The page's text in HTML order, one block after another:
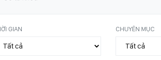
GIAN CHUYÊN MỤC